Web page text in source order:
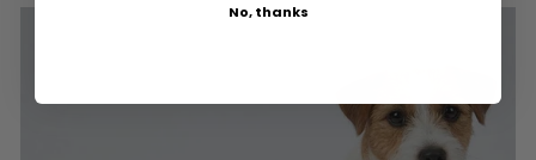
No, thanks